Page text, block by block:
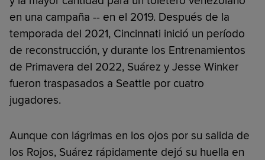
en una campaña -- en el 2019. Después de la
temporada del 2021, Cincinnati inició un período
de reconstrucción, y durante los Entrenamientos
de Primavera del 2022, Suárez y Jesse Winker
fueron traspasados ​​a Seattle por cuatro
jugadores.
Aunque con lágrimas en los ojos por su salida de
los Rojos, Suárez rápidamente dejó su huella en